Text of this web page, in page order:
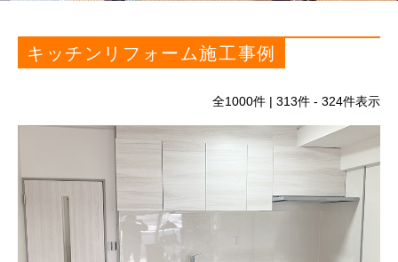
キッチンリフォーム施工事例
全1000件 | 313件 - 324件表示